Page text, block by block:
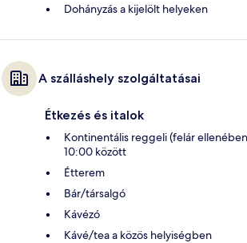
Dohányzás a kijelölt helyeken
A szálláshely szolgáltatásai
Étkezés és italok
Kontinentális reggeli (felár
10:00 között
Étterem
Bár/társalgó
Kávézó
Kávé/tea a közös helyiségben